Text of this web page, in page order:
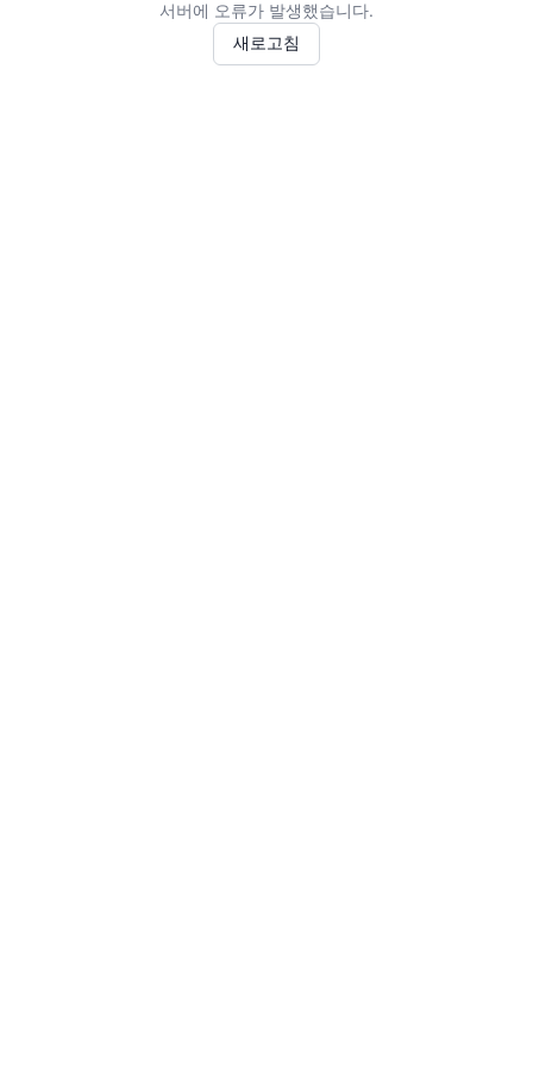
서버에 오류가 발생했습니다.
새로고침